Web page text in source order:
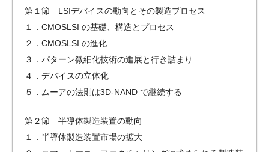
第１節 LSIデバイスの動向とその製造プロセス
１．CMOSLSI の基礎、構造とプロセス
２．CMOSLSI の進化
３．パターン微細化技術の進展と行き詰まり
４．デバイスの立体化
５．ムーアの法則は3D-NAND で継続する
第２節 半導体製造装置の動向
１．半導体製造装置市場の拡大